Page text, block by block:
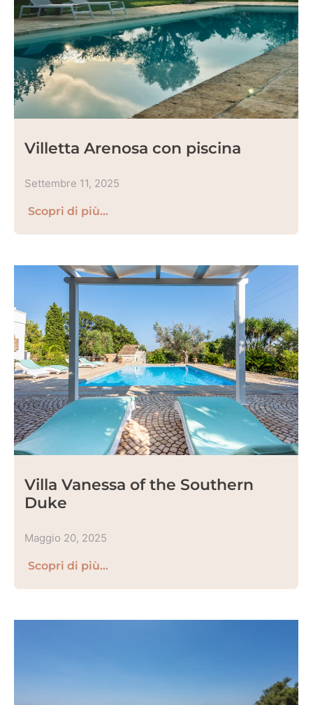
Villetta Arenosa con piscina
Settembre 11, 2025
Scopri di più...
Villa Vanessa of the Southern
Duke
Maggio 20, 2025
Scopri di più...